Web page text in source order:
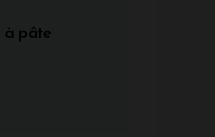
à pâte